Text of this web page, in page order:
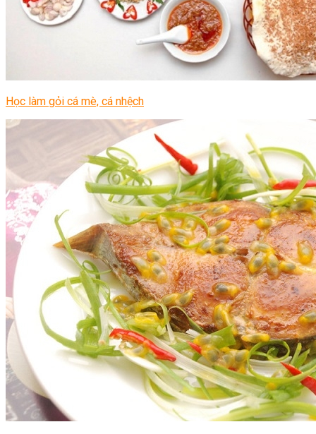
Học làm gỏi cá mè, cá nhệch